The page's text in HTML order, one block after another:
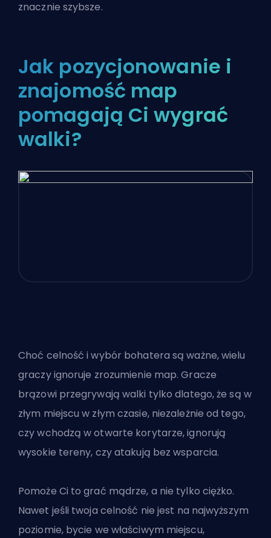
znacznie szybsze.
Jak pozycjonowanie i
znajomość map
pomagają Ci wygrać
walki?
Choć celność i wybór bohatera są ważne, wielu
graczy ignoruje zrozumienie map. Gracze
brązowi przegrywają walki tylko dlatego, że są w
złym miejscu w złym czasie, niezależnie od tego,
czy wchodzą w otwarte korytarze, ignorują
wysokie tereny, czy atakują bez wsparcia.
Pomoże Ci to grać mądrze, a nie tylko ciężko.
Nawet jeśli twoja celność nie jest na najwyższym
poziomie, bycie we właściwym miejscu,